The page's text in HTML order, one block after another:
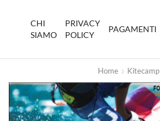
CHI
SIAMO
PRIVACY
POLICY
PAGAMENTI
Home Kitecamp